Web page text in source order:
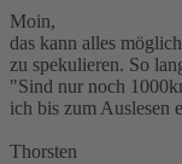
Moin,
das kann alles
zu spekulieren. So
"Sind nur noch
ich bis zum Auslesen
Thorsten